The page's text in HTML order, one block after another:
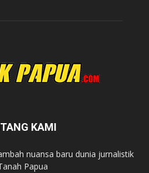
KAMI
nuansa baru dunia jurnalistik
Papua